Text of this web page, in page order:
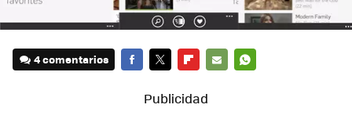
4 comentarios
MAIL